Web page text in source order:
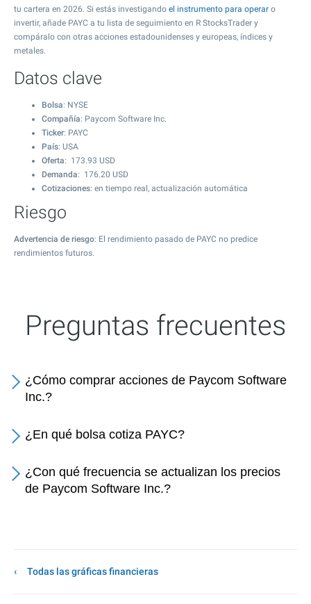
tu cartera en 2026. Si estás investigando el instrumento para operar o
invertir, añade PAYC a tu lista de seguimiento en R StocksTrader y
compáralo con otras acciones estadounidenses y europeas, índices y
metales.
Datos clave
Bolsa: NYSE
Compañía: Paycom Software Inc.
Ticker: PAYC
País: USA
Oferta: 173.93 USD
Demanda: 176.20 USD
Cotizaciones: en tiempo real, actualización automática
Riesgo
Advertencia de riesgo: El rendimiento pasado de PAYC no predice
rendimientos futuros.
Preguntas frecuentes
¿Cómo comprar acciones de Paycom Software
Inc.?
¿En qué bolsa cotiza PAYC?
¿Con qué frecuencia se actualizan los precios
de Paycom Software Inc.?
Todas las gráficas financieras